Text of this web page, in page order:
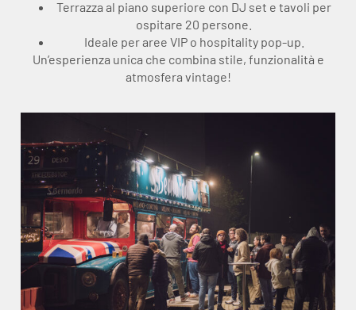
Terrazza al piano superiore con DJ set e tavoli per
ospitare 20 persone.
Ideale per aree VIP o hospitality pop-up.
Un’esperienza unica che combina stile, funzionalità e
atmosfera vintage!